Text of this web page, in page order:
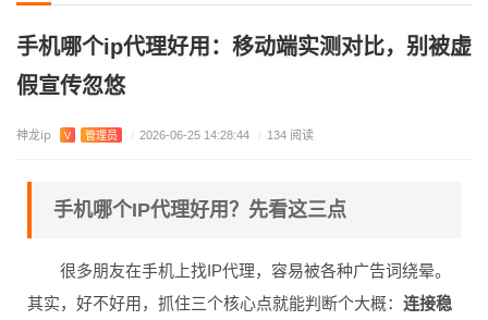
手机哪个ip代理好用：移动端实测对比，别被虚
假宣传忽悠
神龙ip V 管理员 / 2026-06-25 14:28:44 / 134 阅读
手机哪个IP代理好用？先看这三点
很多朋友在手机上找IP代理，容易被各种广告词绕晕。
其实，好不好用，抓住三个核心点就能判断个大概： 连接稳